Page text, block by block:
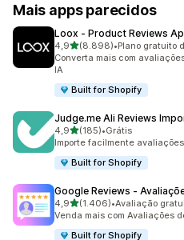
Mais apps parecidos
Loox ‑ Product Reviews
4,9de 5 estrelas
(8.898)
8898 avaliações ao todo
•Plano gratuito
Converta mais com
IA
Built for Shopify
Judge.me Ali Reviews
4,9de 5 estrelas
(185)
185 avaliações ao todo
•Grátis
Importe facilmente
Built for Shopify
Google Reviews ‑
4,9de 5 estrelas
(1.406)
1406 avaliações ao todo
•Avaliação
Venda mais com Avaliações
Built for Shopify